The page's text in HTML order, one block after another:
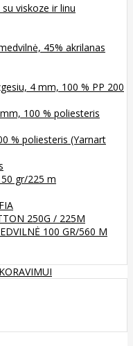
viskoze ir linu
45% akrilanas
4 mm, 100 % PP 200
mm, 100 % poliesteris
% poliesteris (Yarnart
gr/225 m
250G / 225M
100 GR/560 M